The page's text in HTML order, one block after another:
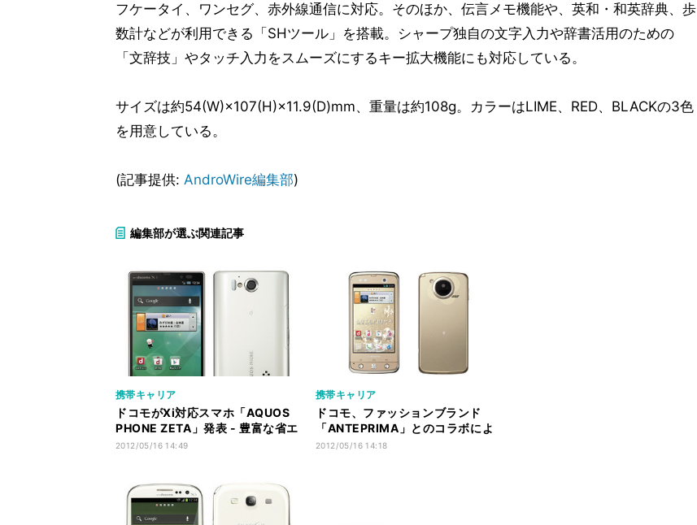
フケータイ、ワンセグ、赤外線通信に対応。そのほか、伝言メモ機能や、英和・和英辞典、歩
数計などが利用できる「SHツール」を搭載。シャープ独自の文字入力や辞書活用のための
「文辞技」やタッチ入力をスムーズにするキー拡大機能にも対応している。
サイズは約54(W)×107(H)×11.9(D)mm、重量は約108g。カラーはLIME、RED、BLACKの3色
を用意している。
(記事提供: AndroWire編集部)
編集部が選ぶ関連記事
携帯キャリア
ドコモがXi対応スマホ「AQUOS
PHONE ZETA」発表 - 豊富な省エ
ネ機能を搭載
2012/05/16 14:49
携帯キャリア
ドコモ、ファッションブランド
「ANTEPRIMA」とのコラボによ
る新型スマホ
2012/05/16 14:18